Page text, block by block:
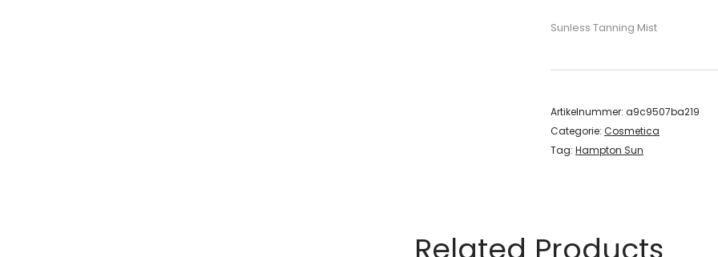
Sunless Tanning Mist
Artikelnummer: a9c9507ba219
Categorie: Cosmetica
Tag: Hampton Sun